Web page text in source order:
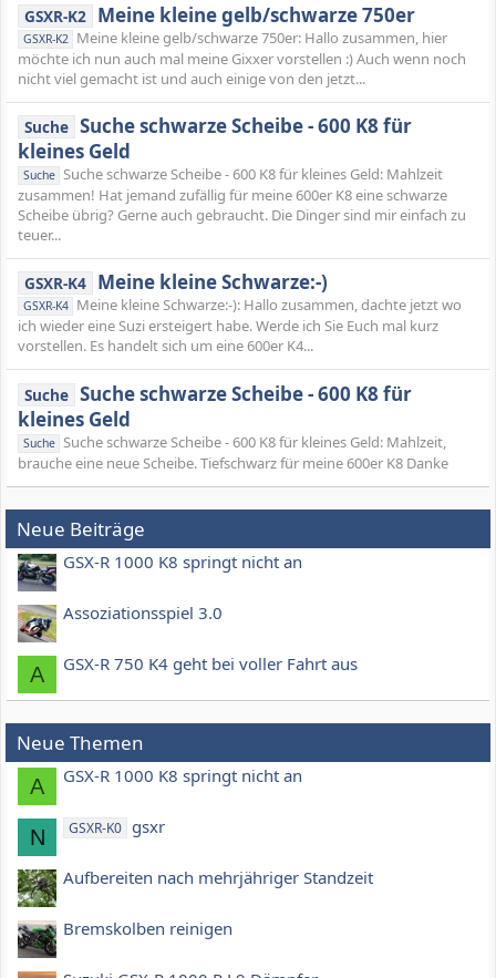
GSXR-K2 Meine kleine gelb/schwarze 750er
GSXR-K2
Meine kleine gelb/schwarze 750er: Hallo zusammen, hier
möchte ich nun auch mal meine Gixxer vorstellen :) Auch wenn noch
nicht viel gemacht ist und auch einige von den jetzt...
Suche Suche schwarze Scheibe - 600 K8 für
kleines Geld
Suche Suche schwarze Scheibe - 600 K8 für kleines Geld: Mahlzeit
zusammen! Hat jemand zufällig für meine 600er K8 eine schwarze
Scheibe übrig? Gerne auch gebraucht. Die Dinger sind mir einfach zu
teuer...
GSXR-K4 Meine kleine Schwarze:-)
GSXR-K4 Meine kleine Schwarze:-): Hallo zusammen, dachte jetzt wo
ich wieder eine Suzi ersteigert habe. Werde ich Sie Euch mal kurz
vorstellen. Es handelt sich um eine 600er K4...
Suche Suche schwarze Scheibe - 600 K8 für
kleines Geld
Suche Suche schwarze Scheibe - 600 K8 für kleines Geld: Mahlzeit,
brauche eine neue Scheibe. Tiefschwarz für meine 600er K8 Danke
Neue Beiträge
GSX-R 1000 K8 springt nicht an
Assoziationsspiel 3.0
A GSX-R 750 K4 geht bei voller Fahrt aus
Neue Themen
A GSX-R 1000 K8 springt nicht an
N GSXR-K0 gsxr
Aufbereiten nach mehrjähriger Standzeit
Bremskolben reinigen